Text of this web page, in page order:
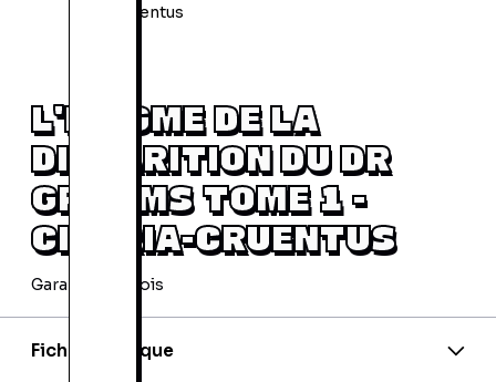
L'ÉNIGME DE LA
DISPARITION DU DR
GRAHMS TOME 1 -
CINERIA-CRUENTUS
Garantie 24 mois
Fiche technique